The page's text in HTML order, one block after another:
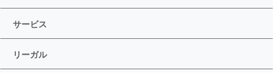
サービス
リーガル